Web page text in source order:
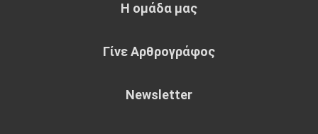
Η ομάδα μας
Γίνε Αρθρογράφος
Newsletter